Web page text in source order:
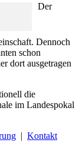
Der
Dennoch
schon
dort ausgetragen
die
im Landespokal
| Kontakt